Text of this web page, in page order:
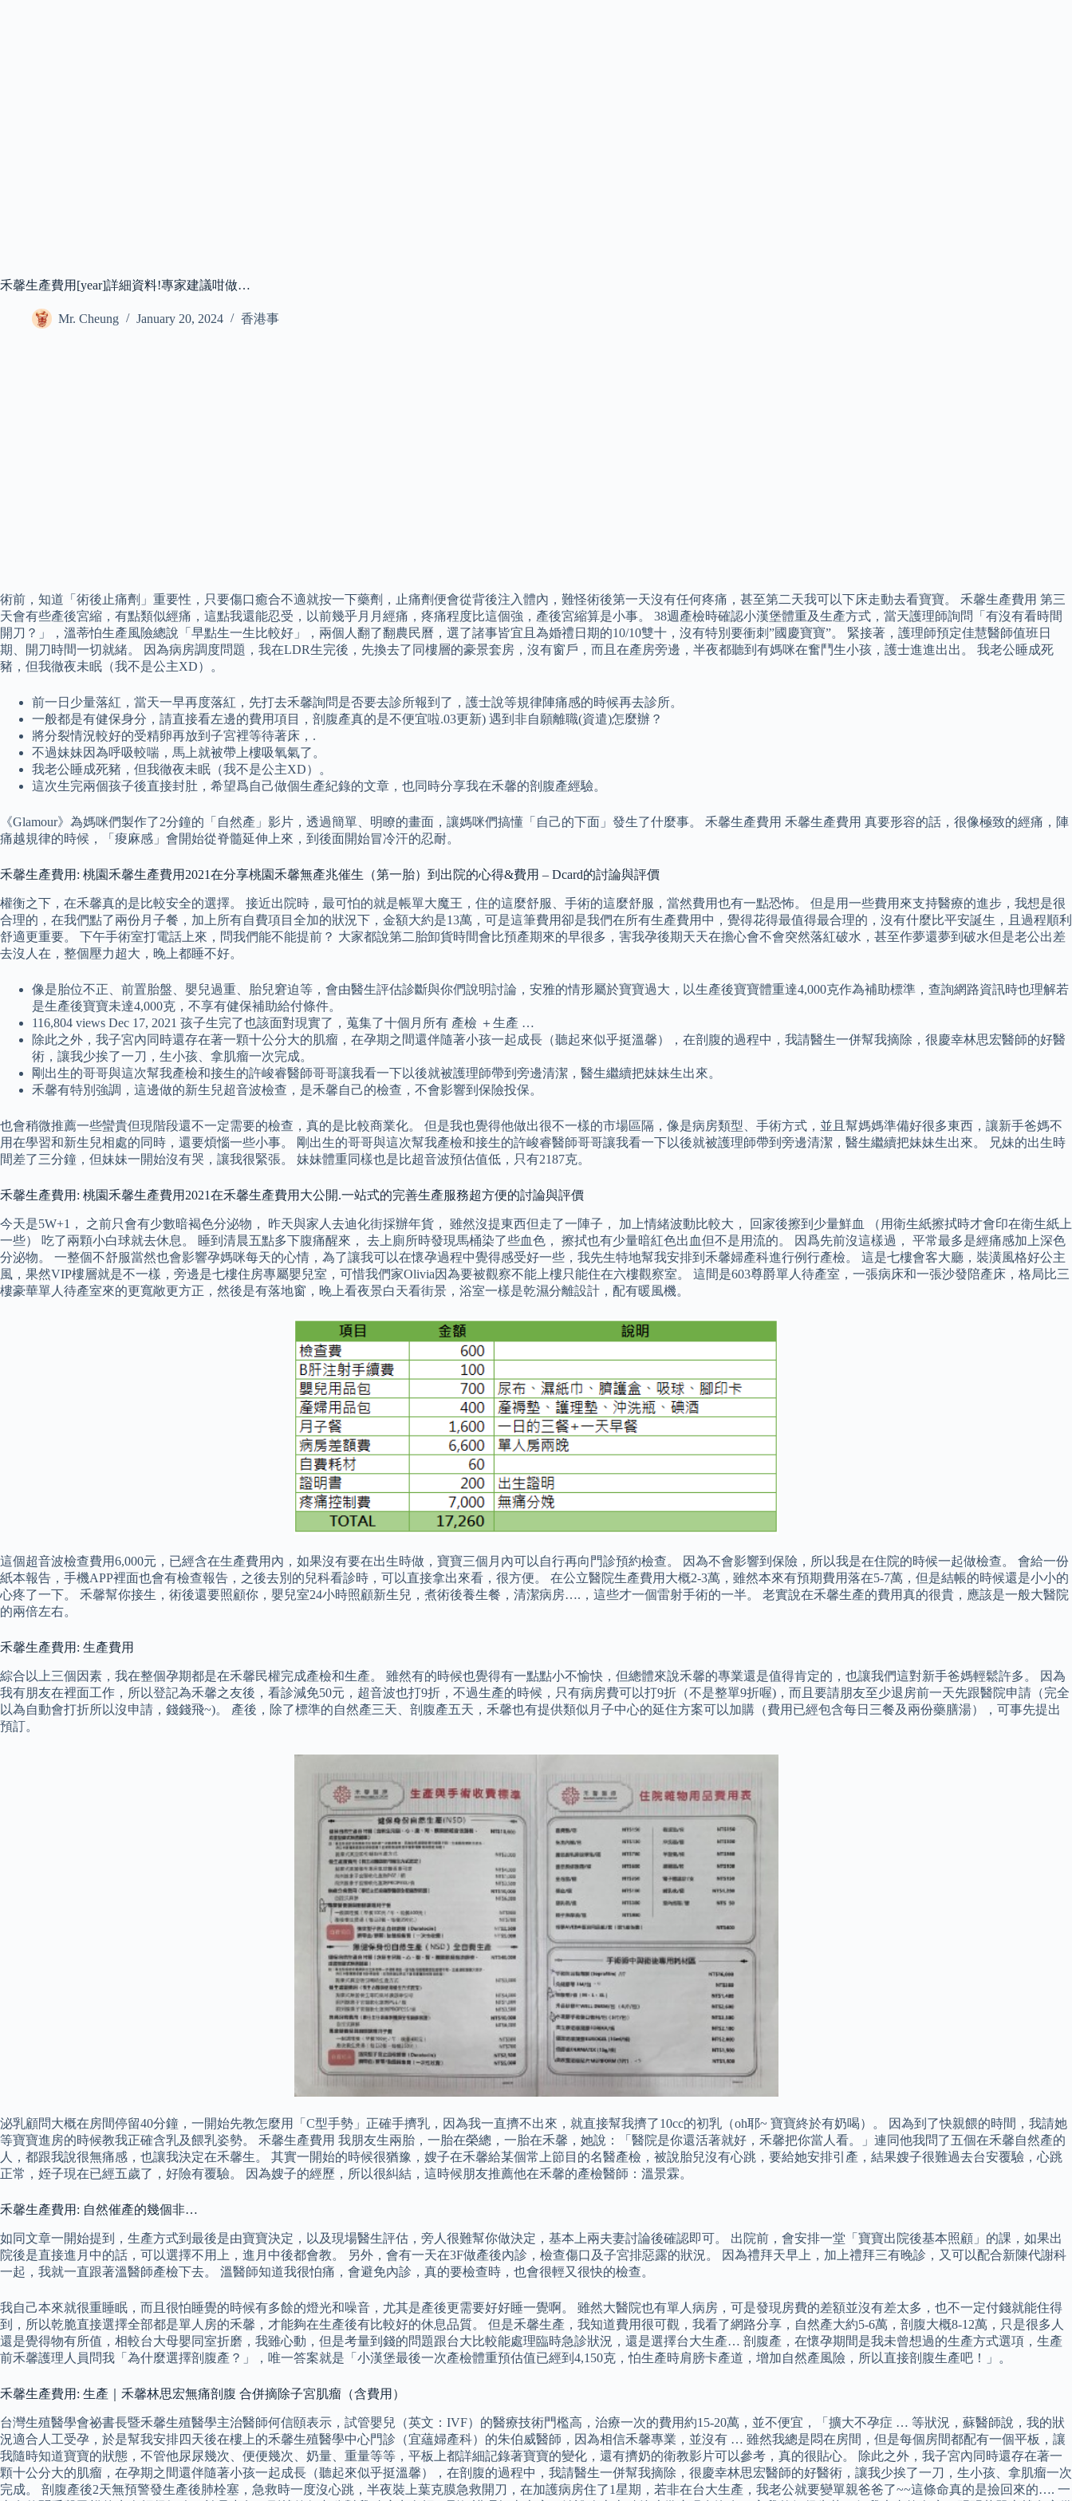
禾馨生產費用[year]詳細資料!專家建議咁做…
Mr. Cheung January 20, 2024 香港事
術前，知道「術後止痛劑」重要性，只要傷口癒合不適就按一下藥劑，止痛劑便會從背後注入體內，難怪術後第一天沒有任何疼痛，甚至第二天我可以下床走動去看寶寶。 禾馨生產費用 第三
天會有些產後宮縮，有點類似經痛，這點我還能忍受，以前幾乎月月經痛，疼痛程度比這個強，產後宮縮算是小事。 38週產檢時確認小漢堡體重及生產方式，當天護理師詢問「有沒有看時間
開刀？」，溫蒂怕生產風險總說「早點生一生比較好」，兩個人翻了翻農民曆，選了諸事皆宜且為婚禮日期的10/10雙十，沒有特別要衝刺”國慶寶寶”。 緊接著，護理師預定佳慧醫師值班日
期、開刀時間一切就緒。 因為病房調度問題，我在LDR生完後，先換去了同樓層的豪景套房，沒有窗戶，而且在產房旁邊，半夜都聽到有媽咪在奮鬥生小孩，護士進進出出。 我老公睡成死
豬，但我徹夜未眠（我不是公主XD）。
前一日少量落紅，當天一早再度落紅，先打去禾馨詢問是否要去診所報到了，護士說等規律陣痛感的時候再去診所。
一般都是有健保身分，請直接看左邊的費用項目，剖腹產真的是不便宜啦.03更新) 遇到非自願離職(資遣)怎麼辦？
將分裂情況較好的受精卵再放到子宮裡等待著床，.
不過妹妹因為呼吸較喘，馬上就被帶上樓吸氧氣了。
我老公睡成死豬，但我徹夜未眠（我不是公主XD）。
這次生完兩個孩子後直接封肚，希望爲自己做個生產紀錄的文章，也同時分享我在禾馨的剖腹產經驗。
《Glamour》為媽咪們製作了2分鐘的「自然產」影片，透過簡單、明瞭的畫面，讓媽咪們搞懂「自己的下面」發生了什麼事。 禾馨生產費用 禾馨生產費用 真要形容的話，很像極致的經痛，陣
痛越規律的時候，「痠麻感」會開始從脊髓延伸上來，到後面開始冒冷汗的忍耐。
禾馨生產費用: 桃園禾馨生產費用2021在分享桃園禾馨無產兆催生（第一胎）到出院的心得&費用 – Dcard的討論與評價
權衡之下，在禾馨真的是比較安全的選擇。 接近出院時，最可怕的就是帳單大魔王，住的這麼舒服、手術的這麼舒服，當然費用也有一點恐怖。 但是用一些費用來支持醫療的進步，我想是很
合理的，在我們點了兩份月子餐，加上所有自費項目全加的狀況下，金額大約是13萬，可是這筆費用卻是我們在所有生產費用中，覺得花得最值得最合理的，沒有什麼比平安誕生，且過程順利
舒適更重要。 下午手術室打電話上來，問我們能不能提前？ 大家都說第二胎卸貨時間會比預產期來的早很多，害我孕後期天天在擔心會不會突然落紅破水，甚至作夢還夢到破水但是老公出差
去沒人在，整個壓力超大，晚上都睡不好。
像是胎位不正、前置胎盤、嬰兒過重、胎兒窘迫等，會由醫生評估診斷與你們說明討論，安雅的情形屬於寶寶過大，以生產後寶寶體重達4,000克作為補助標準，查詢網路資訊時也理解若
是生產後寶寶未達4,000克，不享有健保補助給付條件。
116,804 views Dec 17, 2021 孩子生完了也該面對現實了，蒐集了十個月所有 產檢 ＋生產 …
除此之外，我子宮內同時還存在著一顆十公分大的肌瘤，在孕期之間還伴隨著小孩一起成長（聽起來似乎挺溫馨），在剖腹的過程中，我請醫生一併幫我摘除，很慶幸林思宏醫師的好醫
術，讓我少挨了一刀，生小孩、拿肌瘤一次完成。
剛出生的哥哥與這次幫我產檢和接生的許峻睿醫師哥哥讓我看一下以後就被護理師帶到旁邊清潔，醫生繼續把妹妹生出來。
禾馨有特別強調，這邊做的新生兒超音波檢查，是禾馨自己的檢查，不會影響到保險投保。
也會稍微推薦一些蠻貴但現階段還不一定需要的檢查，真的是比較商業化。 但是我也覺得他做出很不一樣的市場區隔，像是病房類型、手術方式，並且幫媽媽準備好很多東西，讓新手爸媽不
用在學習和新生兒相處的同時，還要煩惱一些小事。 剛出生的哥哥與這次幫我產檢和接生的許峻睿醫師哥哥讓我看一下以後就被護理師帶到旁邊清潔，醫生繼續把妹妹生出來。 兄妹的出生時
間差了三分鐘，但妹妹一開始沒有哭，讓我很緊張。 妹妹體重同樣也是比超音波預估值低，只有2187克。
禾馨生產費用: 桃園禾馨生產費用2021在禾馨生產費用大公開.一站式的完善生產服務超方便的討論與評價
今天是5W+1， 之前只會有少數暗褐色分泌物， 昨天與家人去迪化街採辦年貨， 雖然沒提東西但走了一陣子， 加上情緒波動比較大， 回家後擦到少量鮮血 （用衛生紙擦拭時才會印在衛生紙上
一些） 吃了兩顆小白球就去休息。 睡到清晨五點多下腹痛醒來， 去上廁所時發現馬桶染了些血色， 擦拭也有少量暗紅色出血但不是用流的。 因爲先前沒這樣過， 平常最多是經痛感加上深色
分泌物。 一整個不舒服當然也會影響孕媽咪每天的心情，為了讓我可以在懷孕過程中覺得感受好一些，我先生特地幫我安排到禾馨婦產科進行例行產檢。 這是七樓會客大廳，裝潢風格好公主
風，果然VIP樓層就是不一樣，旁邊是七樓住房專屬嬰兒室，可惜我們家Olivia因為要被觀察不能上樓只能住在六樓觀察室。 這間是603尊爵單人待產室，一張病床和一張沙發陪產床，格局比三
樓豪華單人待產室來的更寬敞更方正，然後是有落地窗，晚上看夜景白天看街景，浴室一樣是乾濕分離設計，配有暖風機。
這個超音波檢查費用6,000元，已經含在生產費用內，如果沒有要在出生時做，寶寶三個月內可以自行再向門診預約檢查。 因為不會影響到保險，所以我是在住院的時候一起做檢查。 會給一份
紙本報告，手機APP裡面也會有檢查報告，之後去別的兒科看診時，可以直接拿出來看，很方便。 在公立醫院生產費用大概2-3萬，雖然本來有預期費用落在5-7萬，但是結帳的時候還是小小的
心疼了一下。 禾馨幫你接生，術後還要照顧你，嬰兒室24小時照顧新生兒，煮術後養生餐，清潔病房….，這些才一個雷射手術的一半。 老實說在禾馨生產的費用真的很貴，應該是一般大醫院
的兩倍左右。
禾馨生產費用: 生產費用
綜合以上三個因素，我在整個孕期都是在禾馨民權完成產檢和生產。 雖然有的時候也覺得有一點點小不愉快，但總體來說禾馨的專業還是值得肯定的，也讓我們這對新手爸媽輕鬆許多。 因為
我有朋友在裡面工作，所以登記為禾馨之友後，看診減免50元，超音波也打9折，不過生產的時候，只有病房費可以打9折（不是整單9折喔)，而且要請朋友至少退房前一天先跟醫院申請（完全
以為自動會打折所以沒申請，錢錢飛~)。 產後，除了標準的自然產三天、剖腹產五天，禾馨也有提供類似月子中心的延住方案可以加購（費用已經包含每日三餐及兩份藥膳湯），可事先提出
預訂。
泌乳顧問大概在房間停留40分鐘，一開始先教怎麼用「C型手勢」正確手擠乳，因為我一直擠不出來，就直接幫我擠了10cc的初乳（oh耶~ 寶寶終於有奶喝）。 因為到了快親餵的時間，我請她
等寶寶進房的時候教我正確含乳及餵乳姿勢。 禾馨生產費用 我朋友生兩胎，一胎在榮總，一胎在禾馨，她說：「醫院是你還活著就好，禾馨把你當人看。」連同他我問了五個在禾馨自然產的
人，都跟我說很無痛感，也讓我決定在禾馨生。 其實一開始的時候很猶豫，嫂子在禾馨給某個常上節目的名醫產檢，被說胎兒沒有心跳，要給她安排引產，結果嫂子很難過去台安覆驗，心跳
正常，姪子現在已經五歲了，好險有覆驗。 因為嫂子的經歷，所以很糾結，這時候朋友推薦他在禾馨的產檢醫師：溫景霖。
禾馨生產費用: 自然催產的幾個非…
如同文章一開始提到，生產方式到最後是由寶寶決定，以及現場醫生評估，旁人很難幫你做決定，基本上兩夫妻討論後確認即可。 出院前，會安排一堂「寶寶出院後基本照顧」的課，如果出
院後是直接進月中的話，可以選擇不用上，進月中後都會教。 另外，會有一天在3F做產後內診，檢查傷口及子宮排惡露的狀況。 因為禮拜天早上，加上禮拜三有晚診，又可以配合新陳代謝科
一起，我就一直跟著溫醫師產檢下去。 溫醫師知道我很怕痛，會避免內診，真的要檢查時，也會很輕又很快的檢查。
我自己本來就很重睡眠，而且很怕睡覺的時候有多餘的燈光和噪音，尤其是產後更需要好好睡一覺啊。 雖然大醫院也有單人病房，可是發現房費的差額並沒有差太多，也不一定付錢就能住得
到，所以乾脆直接選擇全部都是單人房的禾馨，才能夠在生產後有比較好的休息品質。 但是禾馨生產，我知道費用很可觀，我看了網路分享，自然產大約5-6萬，剖腹大概8-12萬，只是很多人
還是覺得物有所值，相較台大母嬰同室折磨，我雖心動，但是考量到錢的問題跟台大比較能處理臨時急診狀況，還是選擇台大生產… 剖腹產，在懷孕期間是我未曾想過的生產方式選項，生產
前禾馨護理人員問我「為什麼選擇剖腹產？」，唯一答案就是「小漢堡最後一次產檢體重預估值已經到4,150克，怕生產時肩膀卡產道，增加自然產風險，所以直接剖腹生產吧！」。
禾馨生產費用: 生產｜禾馨林思宏無痛剖腹 合併摘除子宮肌瘤（含費用）
台灣生殖醫學會祕書長暨禾馨生殖醫學主治醫師何信頤表示，試管嬰兒（英文：IVF）的醫療技術門檻高，治療一次的費用約15-20萬，並不便宜，「擴大不孕症 … 等狀況，蘇醫師說，我的狀
況適合人工受孕，於是幫我安排四天後在樓上的禾馨生殖醫學中心門診（宜蘊婦產科）的朱伯威醫師，因為相信禾馨專業，並沒有 … 雖然我總是悶在房間，但是每個房間都配有一個平板，讓
我隨時知道寶寶的狀態，不管他尿尿幾次、便便幾次、奶量、重量等等，平板上都詳細記錄著寶寶的變化，還有擠奶的衛教影片可以參考，真的很貼心。 除此之外，我子宮內同時還存在著一
顆十公分大的肌瘤，在孕期之間還伴隨著小孩一起成長（聽起來似乎挺溫馨），在剖腹的過程中，我請醫生一併幫我摘除，很慶幸林思宏醫師的好醫術，讓我少挨了一刀，生小孩、拿肌瘤一次
完成。 剖腹產後2天無預警發生產後肺栓塞，急救時一度沒心跳，半夜裝上葉克膜急救開刀，在加護病房住了1星期，若非在台大生產，我老公就要變單親爸爸了~~這條命真的是撿回來的…. 一